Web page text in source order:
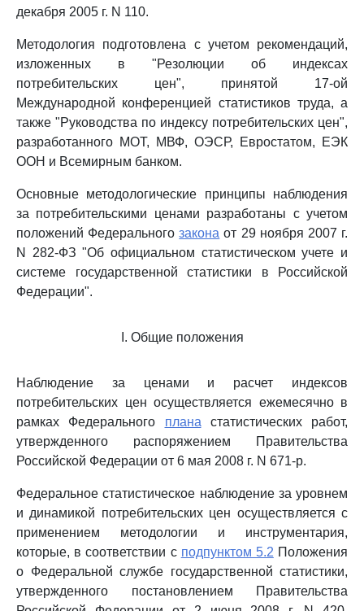
декабря 2005 г. N 110.
Методология подготовлена с учетом рекомендаций,
изложенных в "Резолюции об индексах
потребительских цен", принятой 17-ой
Международной конференцией статистиков труда, а
также "Руководства по индексу потребительских цен",
разработанного МОТ, МВФ, ОЭСР, Евростатом, ЕЭК
ООН и Всемирным банком.
Основные методологические принципы наблюдения
за потребительскими ценами разработаны с учетом
положений Федеральногозакона от 29 ноября 2007 г.
N 282-ФЗ "Об официальном статистическом учете и
системе государственной статистики в Российской
Федерации".
I. Общие положения
Наблюдение за ценами и расчет индексов
потребительских цен осуществляется ежемесячно в
рамках Федерального плана статистических работ,
утвержденного распоряжением Правительства
Российской Федерации от 6 мая 2008 г. N 671-р.
Федеральное статистическое наблюдение за уровнем
и динамикой потребительских цен осуществляется с
применением методологии и инструментария,
которые, в соответствии с подпунктом 5.2 Положения
о Федеральной службе государственной статистики,
утвержденного постановлением Правительства